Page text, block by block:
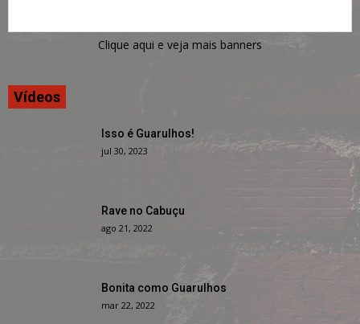
Clique aqui e veja mais banners
Vídeos
Isso é Guarulhos!
jul 30, 2023
Rave no Cabuçu
ago 21, 2022
Bonita como Guarulhos
mar 22, 2022